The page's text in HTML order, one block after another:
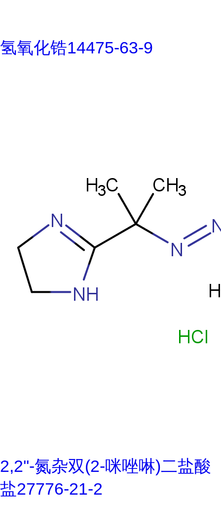
氢氧化锆14475-63-9
2,2''-氮杂双(2-咪唑啉)二盐酸
盐27776-21-2